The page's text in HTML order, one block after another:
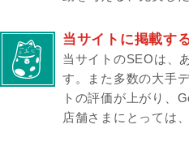
当サイトに掲載す
当サイトのSEOは、
す。また多数の大手
トの評価が上がり、
店舗さまにとっては